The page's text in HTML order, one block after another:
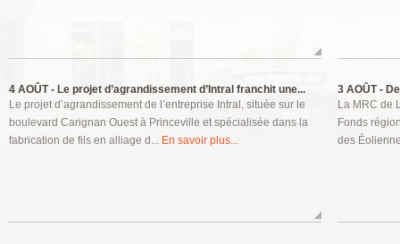
4 AOÛT - Le projet d’agrandissement d’Intral franchit une...
Le projet d’agrandissement de l’entreprise Intral, située sur le
boulevard Carignan Ouest à Princeville et spécialisée dans la
fabrication de fils en alliage d... En savoir plus...
3 AOÛT -
La MRC de
Fonds
des